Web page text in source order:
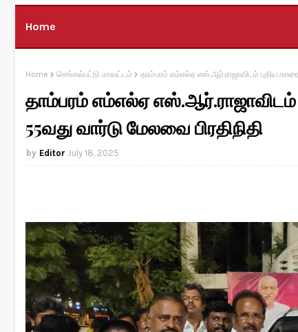
Home
Home செங்கல்பட்டு மாவட்டம் தாம்பரம் எம்எல்ஏ எஸ்.ஆர்.ராஜாவிடம் புதிய
தாம்பரம் எம்எல்ஏ எஸ்.ஆர்.ராஜாவிடம்
55வது வார்டு மேலவை பிரதிநிதி
Editor July 18, 2025